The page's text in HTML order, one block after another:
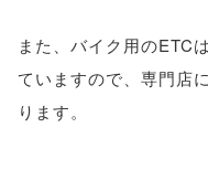
また、バイク用のETC
ていますので、専門店
ります。